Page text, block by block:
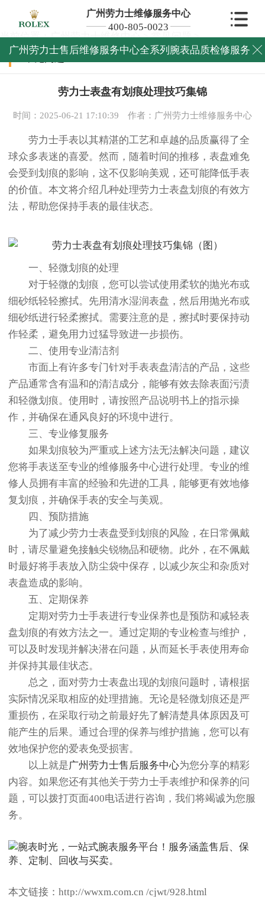
广州劳力士维修服务中心
400-805-0023
广州劳力士售后维修服务中心全系列腕表品质检修服务 
当前位置：广州劳力士维修中心>常见问题>
常见问题
劳力士表盘有划痕处理技巧集锦
时间：2025-06-21 17:10:39 作者：广州劳力士维修服务中心
劳力士手表以其精湛的工艺和卓越的品质赢得了全
球众多表迷的喜爱。然而，随着时间的推移，表盘难免
会受到划痕的影响，这不仅影响美观，还可能降低手表
的价值。本文将介绍几种处理劳力士表盘划痕的有效方
法，帮助您保持手表的最佳状态。
一、轻微划痕的处理
对于轻微的划痕，您可以尝试使用柔软的抛光布或
细砂纸轻轻擦拭。先用清水湿润表盘，然后用抛光布或
细砂纸进行轻柔擦拭。需要注意的是，擦拭时要保持动
作轻柔，避免用力过猛导致进一步损伤。
二、使用专业清洁剂
市面上有许多专门针对手表表盘清洁的产品，这些
产品通常含有温和的清洁成分，能够有效去除表面污渍
和轻微划痕。使用时，请按照产品说明书上的指示操
作，并确保在通风良好的环境中进行。
三、专业修复服务
如果划痕较为严重或上述方法无法解决问题，建议
您将手表送至专业的维修服务中心进行处理。专业的维
修人员拥有丰富的经验和先进的工具，能够更有效地修
复划痕，并确保手表的安全与美观。
四、预防措施
为了减少劳力士表盘受到划痕的风险，在日常佩戴
时，请尽量避免接触尖锐物品和硬物。此外，在不佩戴
时最好将手表放入防尘袋中保存，以减少灰尘和杂质对
表盘造成的影响。
五、定期保养
定期对劳力士手表进行专业保养也是预防和减轻表
盘划痕的有效方法之一。通过定期的专业检查与维护，
可以及时发现并解决潜在问题，从而延长手表使用寿命
并保持其最佳状态。
总之，面对劳力士表盘出现的划痕问题时，请根据
实际情况采取相应的处理措施。无论是轻微划痕还是严
重损伤，在采取行动之前最好先了解清楚具体原因及可
能产生的后果。通过合理的保养与维护措施，您可以有
效地保护您的爱表免受损害。
以上就是广州劳力士售后服务中心为您分享的精彩
内容。如果您还有其他关于劳力士手表维护和保养的问
题，可以拨打页面400电话进行咨询，我们将竭诚为您服
务。
本文链接：http://wwxm.com.cn /cjwt/928.html